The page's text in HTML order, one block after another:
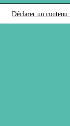
Déclarer un